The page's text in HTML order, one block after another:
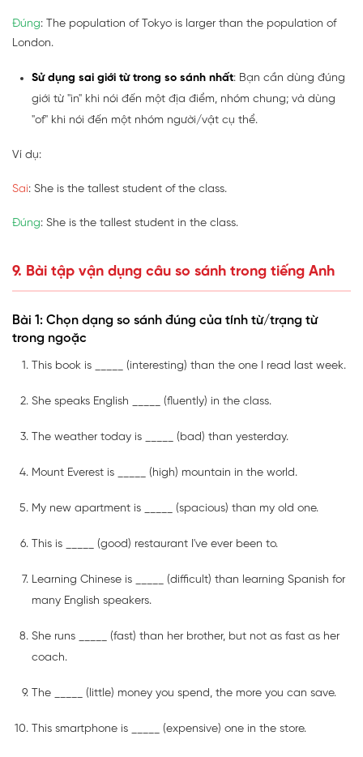
Đúng: The population of Tokyo is larger than the population of
London.
Sử dụng sai giới từ trong so sánh nhất: Bạn cần dùng đúng
giới từ "in" khi nói đến một địa điểm, nhóm chung; và dùng
"of" khi nói đến một nhóm người/vật cụ thể.
Ví dụ:
Sai: She is the tallest student of the class.
Đúng: She is the tallest student in the class.
9. Bài tập vận dụng câu so sánh trong tiếng Anh
Bài 1: Chọn dạng so sánh đúng của tính từ/trạng từ
trong ngoặc
This book is _____ (interesting) than the one I read last week.
She speaks English _____ (fluently) in the class.
The weather today is _____ (bad) than yesterday.
Mount Everest is _____ (high) mountain in the world.
My new apartment is _____ (spacious) than my old one.
This is _____ (good) restaurant I've ever been to.
Learning Chinese is _____ (difficult) than learning Spanish for
many English speakers.
She runs _____ (fast) than her brother, but not as fast as her
coach.
The _____ (little) money you spend, the more you can save.
This smartphone is _____ (expensive) one in the store.